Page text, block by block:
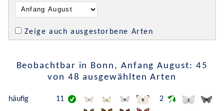
Zeige auch ausgestorbene Arten
Beobachtbar in Bonn, Anfang August: 45
von 48 ausgewählten Arten
häufig 11 2